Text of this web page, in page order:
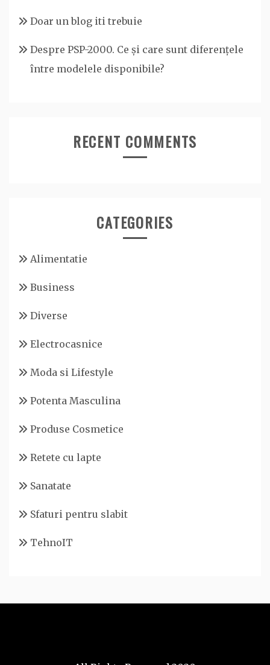
Doar un blog iti trebuie
Despre PSP-2000. Ce și care sunt diferențele
între modelele disponibile?
RECENT COMMENTS
CATEGORIES
Alimentatie
Business
Diverse
Electrocasnice
Moda si Lifestyle
Potenta Masculina
Produse Cosmetice
Retete cu lapte
Sanatate
Sfaturi pentru slabit
TehnoIT